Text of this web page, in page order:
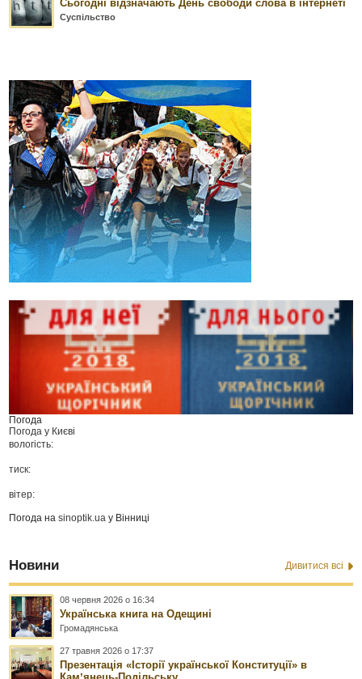
Сьогодні відзначають День свободи слова в інтернеті
Суспільство
Погода
Погода у Києві
вологість:
тиск:
вітер:
Погода наsinoptik.ua у Вінниці
Новини Дивитися всі
08 червня 2026 о 16:34
Українська книга на Одещині
Громадянська
27 травня 2026 о 17:37
Презентація «Історії української Конституції» в